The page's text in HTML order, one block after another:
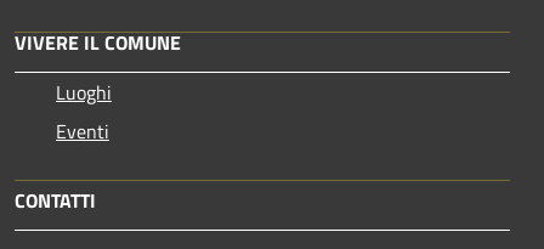
VIVERE IL COMUNE
Luoghi
Eventi
CONTATTI